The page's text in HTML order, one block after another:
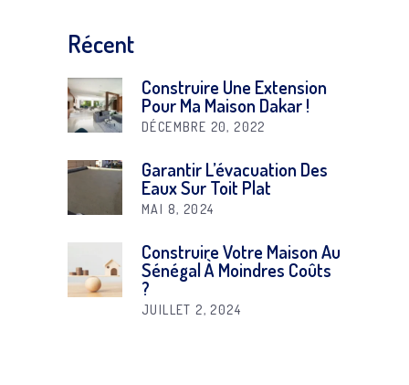
Récent
Construire Une Extension
Pour Ma Maison Dakar !
DÉCEMBRE 20, 2022
Garantir L’évacuation Des
Eaux Sur Toit Plat
MAI 8, 2024
Construire Votre Maison Au
Sénégal À Moindres Coûts
?
JUILLET 2, 2024